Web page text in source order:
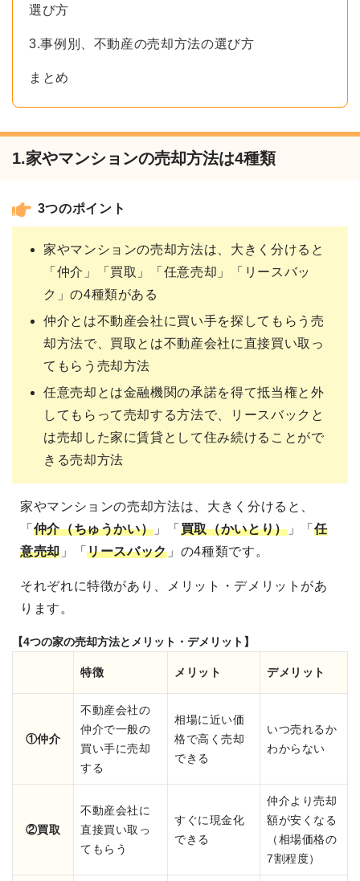
選び方
3.事例別、不動産の売却方法の選び方
まとめ
1.家やマンションの売却方法は4種類
3つのポイント
家やマンションの売却方法は、大きく分けると
「仲介」「買取」「任意売却」「リースバッ
ク」の4種類がある
仲介とは不動産会社に買い手を探してもらう売
却方法で、買取とは不動産会社に直接買い取っ
てもらう売却方法
任意売却とは金融機関の承諾を得て抵当権と外
してもらって売却する方法で、リースバックと
は売却した家に賃貸として住み続けることがで
きる売却方法
家やマンションの売却方法は、大きく分けると、
「 仲介（ちゅうかい） 」「 買取（かいとり）」「任
意売却」「リースバック 」の4種類です。
それぞれに特徴があり、メリット・デメリットがあ
ります。
【4つの家の売却方法とメリット・デメリット】
特徴 メリット デメリット
①仲介
不動産会社の
仲介で一般の
買い手に売却
する
相場に近い価
格で高く売却
できる
いつ売れるか
わからない
②買取
不動産会社に
直接買い取っ
てもらう
すぐに現金化
できる
仲介より売却
額が安くなる
（相場価格の
7割程度）